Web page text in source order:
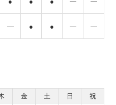
― ● ● ― ―
金 土 日
祝